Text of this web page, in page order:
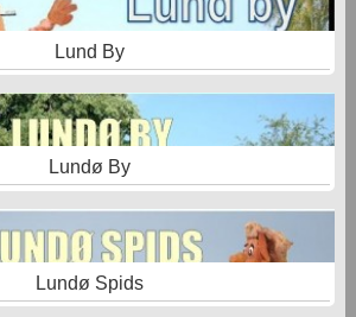
Lund By
Lundø By
Lundø Spids